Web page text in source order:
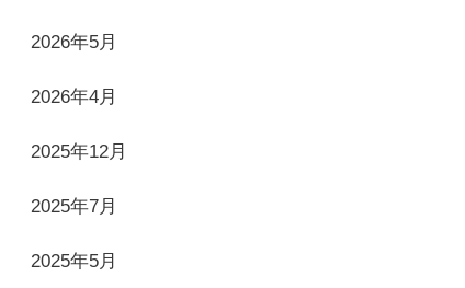
2026年5月
2026年4月
2025年12月
2025年7月
2025年5月